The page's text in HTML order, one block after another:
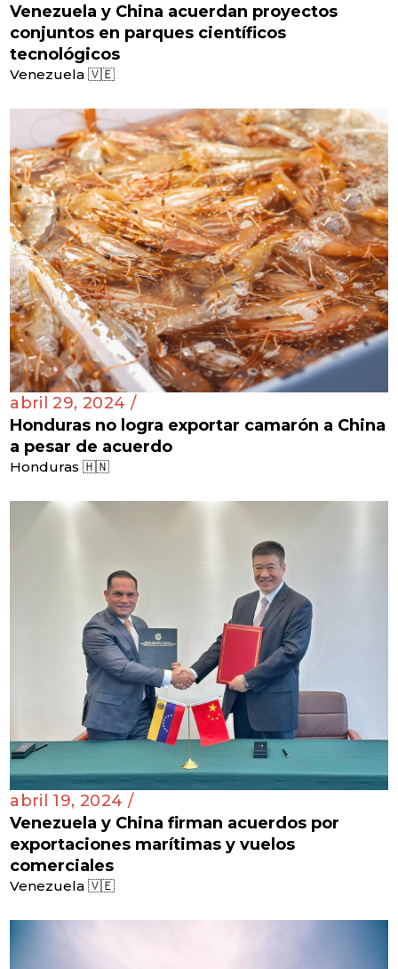
Venezuela y China acuerdan proyectos
conjuntos en parques científicos
tecnológicos
Venezuela 🇻🇪
abril 29, 2024 /
Honduras no logra exportar camarón a China
a pesar de acuerdo
Honduras 🇭🇳
abril 19, 2024 /
Venezuela y China firman acuerdos por
exportaciones marítimas y vuelos
comerciales
Venezuela 🇻🇪